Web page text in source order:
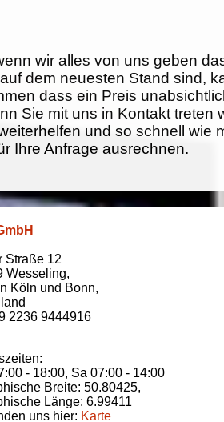
wir alles von uns geben
dem neuesten Stand sind,
dass ein Preis
Sie mit uns in Kontakt treten
und so schnell wie
Ihre Anfrage ausrechnen.
Straße 12
Wesseling,
Köln und Bonn,
2236 9444916
- 18:00, Sa 07:00 - 14:00
Breite: 50.80425,
Länge: 6.99411
uns hier: Karte